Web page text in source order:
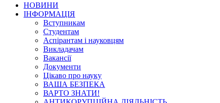
НОВИНИ
ІНФОРМАЦІЯ
Вступникам
Студентам
Аспірантам і науковцям
Викладачам
Вакансії
Документи
Цікаво про науку
ВАША БЕЗПЕКА
ВАРТО ЗНАТИ!